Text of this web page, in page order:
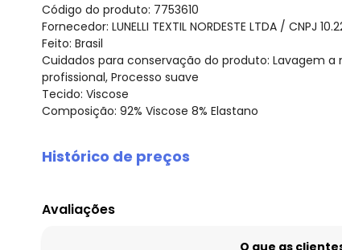
Código do produto: 7753610
Fornecedor: LUNELLI TEXTIL NORDESTE LTDA / CNPJ
Feito: Brasil
Cuidados para conservação do produto: Lavagem a
profissional, Processo suave
Tecido: Viscose
Composição: 92% Viscose 8% Elastano
Histórico de preços
agosto/2026
Avaliações
O que as